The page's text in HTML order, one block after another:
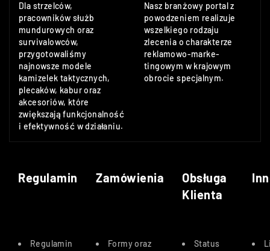
Dla strzelców,
pracowników służb
mundurowych oraz
survivalowców,
przygotowaliśmy
najnowsze modele
kamizelek taktycznych,
plecaków, kabur oraz
akcesoriów, które
zwiększają funkcjonalność
i efektywność w działaniu.
Nasz branżowy portal z
powodzeniem realizuje
wszelkiego rodzaju
zlecenia o charakterze
reklamowo-marke-
tingowym w krajowym
obrocie specjalnym.
Regulamin Zamówienia
Obsługa
Klienta
Regulamin
Formy oraz
Status